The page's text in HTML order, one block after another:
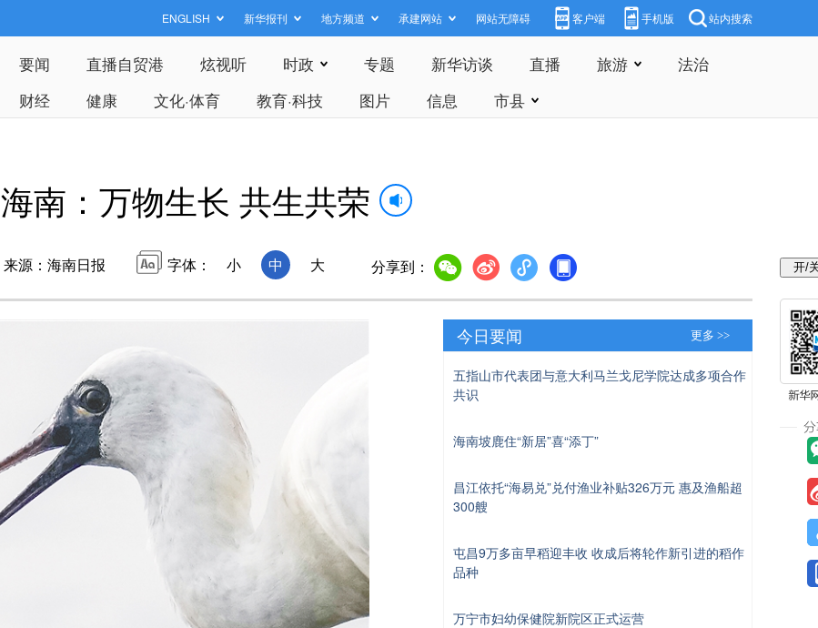
ENGLISH 新华报刊 地方频道 承建网站 网站无障碍 客户端 手机版 站内搜索
要闻 直播自贸港 炫视听 时政 专题 新华访谈 直播 旅游
法治
财经 健康 文化·体育 教育·科技 图片 信息 市县
海南：万物生长 共生共荣
来源：海南日报 字体： 小 中 大 分享到：
今日要闻 更多 >>
五指山市代表团与意大利马兰戈尼学院达成多项合作
共识
海南坡鹿住“新居”喜“添丁”
昌江依托“海易兑”兑付渔业补贴326万元 惠及渔船超
300艘
屯昌9万多亩早稻迎丰收 收成后将轮作新引进的稻作
品种
万宁市妇幼保健院新院区正式运营